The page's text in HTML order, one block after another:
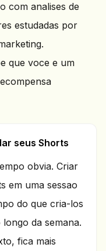
com analises de
estudadas por
que voce e um
seus Shorts
obvia. Criar
em uma sessao
do que cria-los
da semana.
fica mais